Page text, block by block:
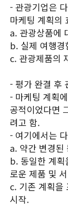
- 관광기업은
마케팅 계획의
a. 관광상품에
b. 실제 여행경
c. 관광제품의
- 평가 완결 후
- 마케팅 계획
공적이었다면
려고 함.
- 여기에서는
a. 약간 변경된
b. 동일한 계획
로운 제품 및
c. 기존 계획을
시작.